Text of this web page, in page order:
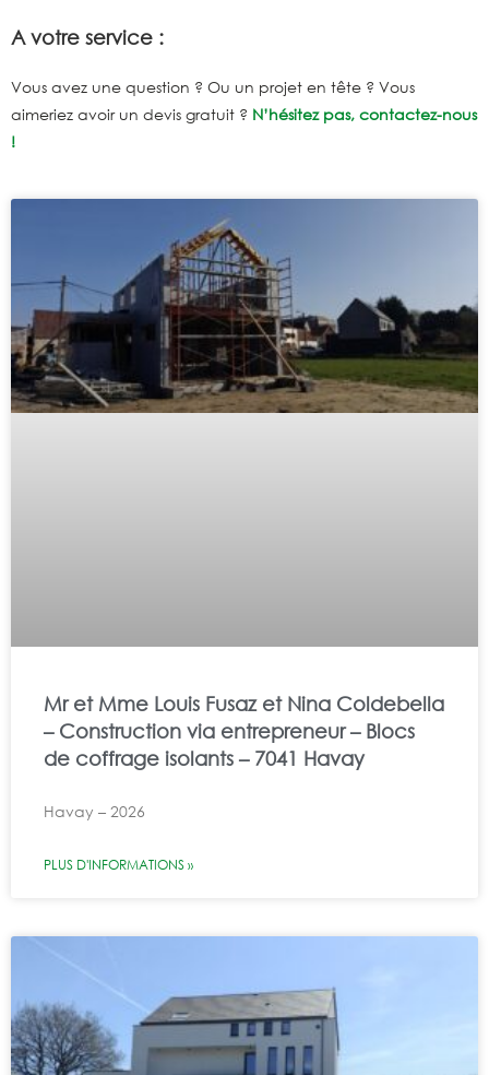
A votre service :
Vous avez une question ? Ou un projet en tête ? Vous
aimeriez avoir un devis gratuit ? N’hésitez pas, contactez-nous
!
Mr et Mme Louis Fusaz et Nina Coldebella
– Construction via entrepreneur – Blocs
de coffrage isolants – 7041 Havay
Havay – 2026
PLUS D'INFORMATIONS »